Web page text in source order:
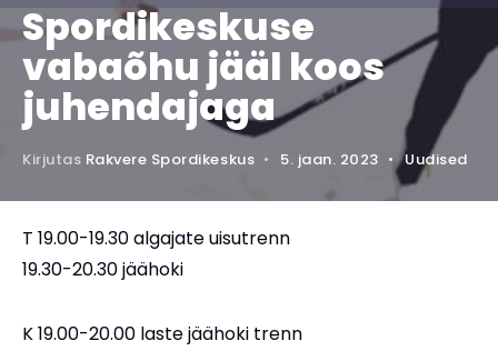
Spordikeskuse
vabaõhu jääl koos
juhendajaga
Kirjutas Rakvere Spordikeskus • 5. jaan. 2023 • Uudised
T 19.00-19.30 algajate uisutrenn
19.30-20.30 jäähoki
K 19.00-20.00 laste jäähoki trenn